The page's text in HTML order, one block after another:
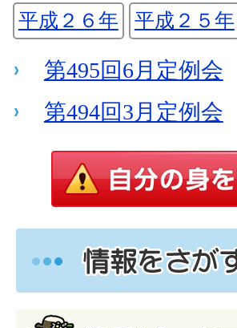
平成２６年
平成２５年
第495回6月定例会
第494回3月定例会